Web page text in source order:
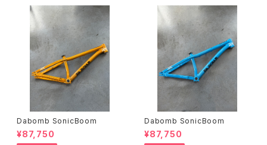
Dabomb SonicBoom
¥87,750
Dabomb SonicBoom
¥87,750